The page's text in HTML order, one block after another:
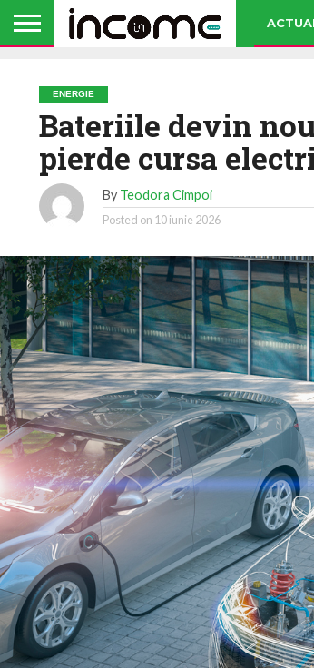
ENERGIE
Bateriile devin
pierde cursa
By Teodora Cimpoi
Posted on 10 iunie 2026